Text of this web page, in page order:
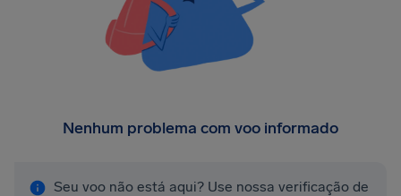
Nenhum problema com voo informado
Seu voo não está aqui? Use nossa verificação de